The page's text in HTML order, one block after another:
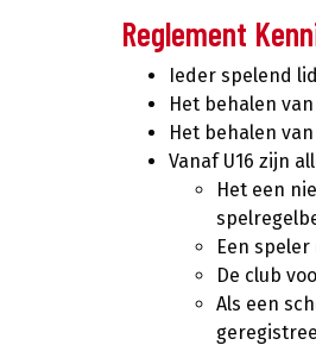
Reglement
Ieder spelend
Het behalen
Het behalen
Vanaf U16 zijn
Het een
Een
De club
Als een